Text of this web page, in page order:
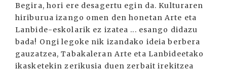
Begira, hori ere desagertu egin da. Kulturaren
hiriburua izango omen den honetan Arte eta
Lanbide-eskolarik ez izatea ... esango didazu
bada! Ongi legoke nik izandako ideia berbera
gauzatzea, Tabakaleran Arte eta Lanbideetako
ikasketekin zerikusia duen zerbait irekitzea